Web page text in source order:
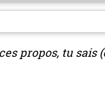
propos, tu sais